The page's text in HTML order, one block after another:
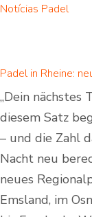
Notícias Padel
„Dein nächstes
diesem Satz
– und die Zahl
Nacht neu
neues
Emsland, im